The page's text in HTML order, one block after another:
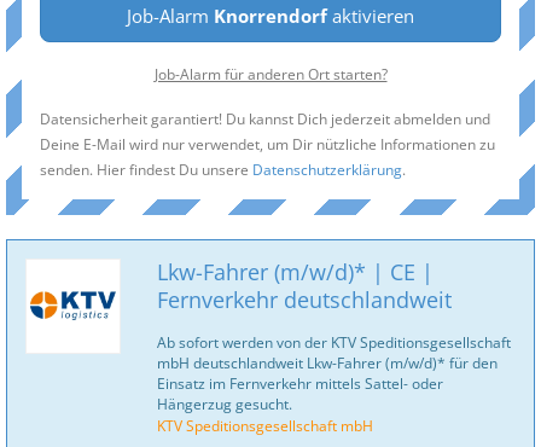
Job-Alarm Knorrendorfaktivieren
Job-Alarm für anderen Ort starten?
Datensicherheit garantiert! Du kannst Dich jederzeit abmelden und
Deine E-Mail wird nur verwendet, um Dir nützliche Informationen zu
senden. Hier findest Du unsere Datenschutzerklärung.
Lkw-Fahrer (m/w/d)* | CE |
Fernverkehr deutschlandweit
Ab sofort werden von der KTV Speditionsgesellschaft
mbH deutschlandweit Lkw-Fahrer (m/w/d)* für den
Einsatz im Fernverkehr mittels Sattel- oder
Hängerzug gesucht.
KTV Speditionsgesellschaft mbH